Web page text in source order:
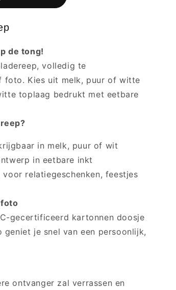
de tong!
volledig te
foto. Kies uit melk, puur of witte
toplaag bedrukt met eetbare
in melk, puur of wit
in eetbare inkt
voor relatiegeschenken, feestjes
gecertificeerd kartonnen doosje
geniet je snel van een persoonlijk,
ontvanger zal verrassen en